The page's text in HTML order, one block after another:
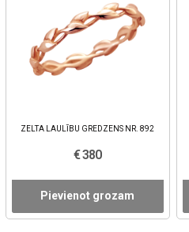
ZELTA LAULĪBU GREDZENS NR. 892
€ 380
Pievienot grozam